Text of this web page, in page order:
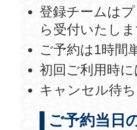
登録チームは
ら受付いたしま
ご予約は1時間
初回ご利用時
キャンセル待
ご予約当日